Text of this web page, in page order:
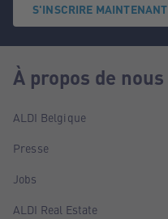
S'INSCRIRE MAINTENANT
À propos de nous
ALDI Belgique
Presse
Jobs
ALDI Real Estate